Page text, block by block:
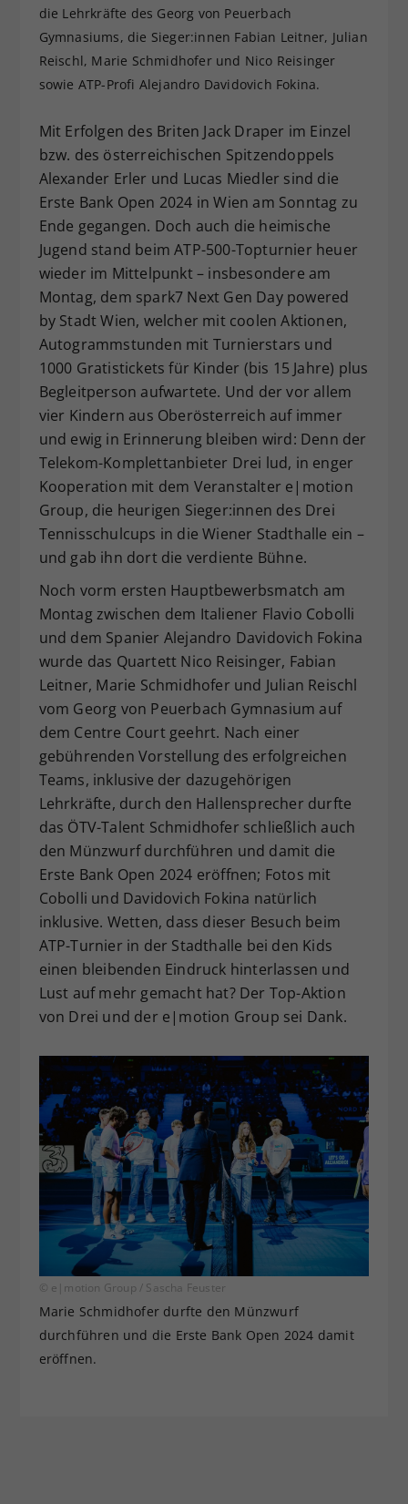
die Lehrkräfte des Georg von Peuerbach
Gymnasiums, die Sieger:innen Fabian Leitner, Julian
Reischl, Marie Schmidhofer und Nico Reisinger
sowie ATP-Profi Alejandro Davidovich Fokina.
Mit Erfolgen des Briten Jack Draper im Einzel
bzw. des österreichischen Spitzendoppels
Alexander Erler und Lucas Miedler sind die
Erste Bank Open 2024 in Wien am Sonntag zu
Ende gegangen. Doch auch die heimische
Jugend stand beim ATP-500-Topturnier heuer
wieder im Mittelpunkt – insbesondere am
Montag, dem spark7 Next Gen Day powered
by Stadt Wien, welcher mit coolen Aktionen,
Autogrammstunden mit Turnierstars und
1000 Gratistickets für Kinder (bis 15 Jahre) plus
Begleitperson aufwartete. Und der vor allem
vier Kindern aus Oberösterreich auf immer
und ewig in Erinnerung bleiben wird: Denn der
Telekom-Komplettanbieter Drei lud, in enger
Kooperation mit dem Veranstalter e|motion
Group, die heurigen Sieger:innen des Drei
Tennisschulcups in die Wiener Stadthalle ein –
und gab ihn dort die verdiente Bühne.
Noch vorm ersten Hauptbewerbsmatch am
Montag zwischen dem Italiener Flavio Cobolli
und dem Spanier Alejandro Davidovich Fokina
wurde das Quartett Nico Reisinger, Fabian
Leitner, Marie Schmidhofer und Julian Reischl
vom Georg von Peuerbach Gymnasium auf
dem Centre Court geehrt. Nach einer
gebührenden Vorstellung des erfolgreichen
Teams, inklusive der dazugehörigen
Lehrkräfte, durch den Hallensprecher durfte
das ÖTV-Talent Schmidhofer schließlich auch
den Münzwurf durchführen und damit die
Erste Bank Open 2024 eröffnen; Fotos mit
Cobolli und Davidovich Fokina natürlich
inklusive. Wetten, dass dieser Besuch beim
ATP-Turnier in der Stadthalle bei den Kids
einen bleibenden Eindruck hinterlassen und
Lust auf mehr gemacht hat? Der Top-Aktion
von Drei und der e|motion Group sei Dank.
© e|motion Group / Sascha Feuster
Marie Schmidhofer durfte den Münzwurf
durchführen und die Erste Bank Open 2024 damit
eröffnen.
Zweck
Dieser Wert speichert Ihre Consent-
Einstellungen. Unter anderem eine
zufällig generierte ID, für die
historische Speicherung Ihrer
Webseiten-Betreiber dies eingestellt
hat.